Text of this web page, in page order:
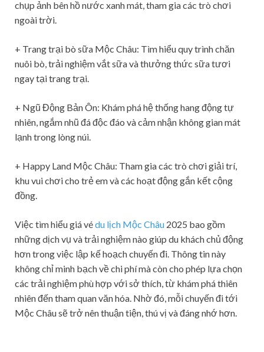
chụp ảnh bên hồ nước xanh mát, tham gia các trò chơi
ngoài trời.
+ Trang trại bò sữa Mộc Châu: Tìm hiểu quy trình chăn
nuôi bò, trải nghiệm vắt sữa và thưởng thức sữa tươi
ngay tại trang trại.
+ Ngũ Động Bản Ôn: Khám phá hệ thống hang động tự
nhiên, ngắm nhũ đá độc đáo và cảm nhận không gian mát
lạnh trong lòng núi.
+ Happy Land Mộc Châu: Tham gia các trò chơi giải trí,
khu vui chơi cho trẻ em và các hoạt động gắn kết cộng
đồng.
Việc tìm hiểu giá védu lịch Mộc Châu 2025 bao gồm
những dịch vụ và trải nghiệm nào giúp du khách chủ động
hơn trong việc lập kế hoạch chuyến đi. Thông tin này
không chỉ minh bạch về chi phí mà còn cho phép lựa chọn
các trải nghiệm phù hợp với sở thích, từ khám phá thiên
nhiên đến tham quan văn hóa. Nhờ đó, mỗi chuyến đi tới
Mộc Châu sẽ trở nên thuận tiện, thú vị và đáng nhớ hơn.